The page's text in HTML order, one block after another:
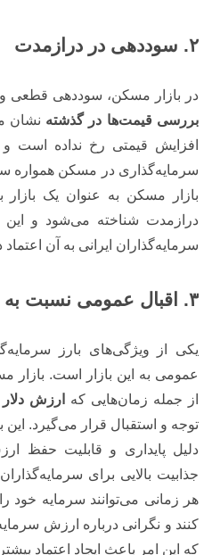
۲. سوددهی در درازمدت
در بازار مسکن، سوددهی قطعی و
بررسی قیمت‌ها در گذشته نشان
افزایش قیمتی رخ نداده
سرمایه‌گذاری در مسکن همواره
بازار مسکن به عنوان یک بازار
درازمدت شناخته می‌شود و
سرمایه‌گذاران ایرانی به آن اعتماد
۳. اقبال عمومی نسبت به بازار مسکن
یکی از ویژگی‌های بارز
عمومی به این بازار است.
از جمله زمان‌هایی که
ارزش
توجه و استقبال قرار می‌گیرد. این
دلیل پایداری و قابلیت حفظ
جذابیت بالایی برای
هر زمانی می‌توانند سرمایه خود
کنند و نگرانی درباره ارزش
که این امر باعث ایجاد اعتماد